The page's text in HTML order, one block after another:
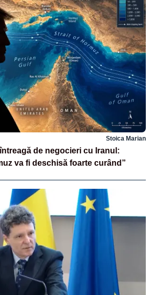
Stoica Marian
de negocieri cu Iranul:
va fi deschisă foarte curând”